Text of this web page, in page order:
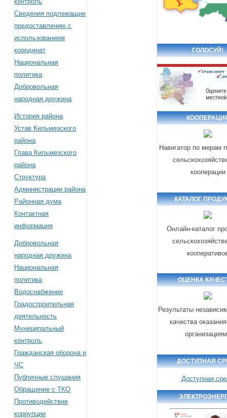
Сведения подлежащие
предоставлению с
использованием
координат
Национальная
политика
Добровольная
народная дружина
История района
Устав Кильмезского
района
Глава Кильмезского
района
Структура
Администрации района
Районная дума
Контактная
информация
Добровольная
народная дружина
Национальная
политика
Водоснабжение
Градостроительная
деятельность
Муниципальный
контроль
Гражданская оборона и
ЧС
Публичные слушания
Обращение с ТКО
Противодействие
коррупции
ГОЛОСУЙ!
Навигатор по мерам
кооперации
КАТАЛОГ
Онлайн-каталог
ОЦЕНКА
Результаты
качества
ДОСТУПНАЯ
Доступная